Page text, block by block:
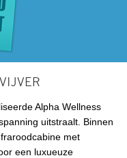
Alpha Wellness
uitstraalt. Binnen
met
een luxueuze